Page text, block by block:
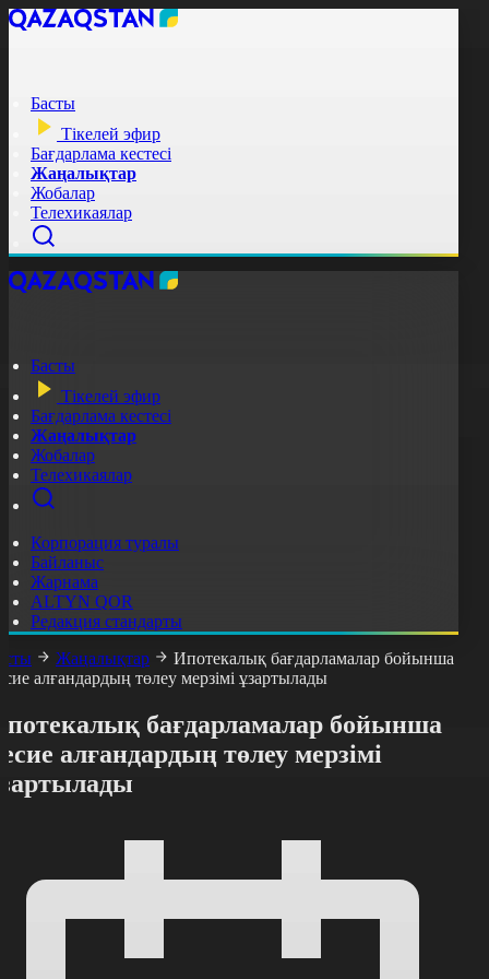
Басты
Тікелей эфир
Бағдарлама кестесі
Жаңалықтар
Жобалар
Телехикаялар
Басты
Тікелей эфир
Бағдарлама кестесі
Жаңалықтар
Жобалар
Телехикаялар
Корпорация туралы
Байланыс
Жарнама
ALTYN QOR
Редакция стандарты
Жаңалықтар
Ипотекалық бағдарламалар бойынша
алғандардың төлеу мерзімі ұзартылады
бағдарламалар бойынша
алғандардың төлеу мерзімі